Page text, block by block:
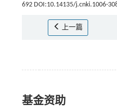
692 DOI:10.14135/j.cnki.1006-
上一篇
基金资助